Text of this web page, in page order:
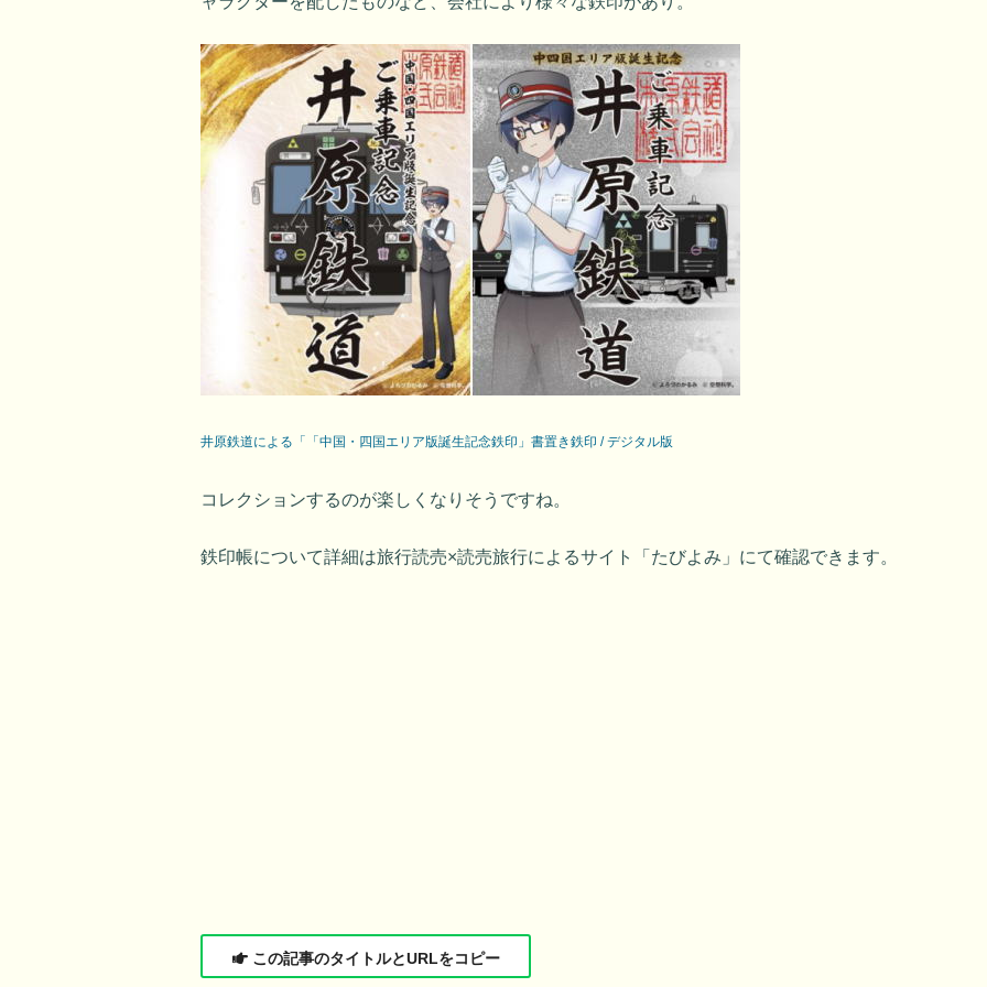
井原鉄道による「「中国・四国エリア版誕生記念鉄印」書置き鉄印 / デジタル版
コレクションするのが楽しくなりそうですね。
鉄印帳について詳細は旅行読売×読売旅行によるサイト「たびよみ」にて確認できます。
この記事のタイトルとURLをコピー